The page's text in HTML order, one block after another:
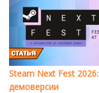
Steam Next Fest
демоверсии